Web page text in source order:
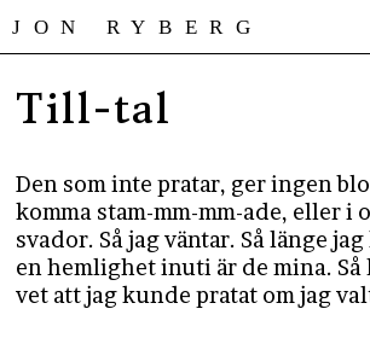
JON RYBERG
Till-tal
Den som inte pratar, ger ingen
komma stam-mm-mm-ade, eller i
svador. Så jag väntar. Så länge
en hemlighet inuti är de mina. Så
vet att jag kunde pratat om jag